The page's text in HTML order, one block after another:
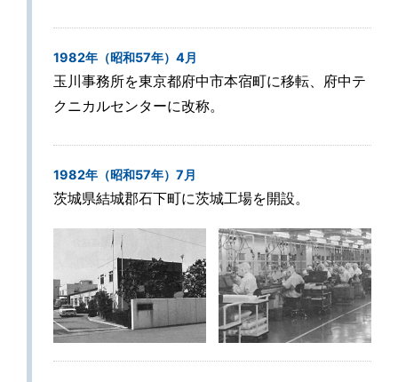
1982年（昭和57年）4月
玉川事務所を東京都府中市本宿町に移転、府中テ
クニカルセンターに改称。
1982年（昭和57年）7月
茨城県結城郡石下町に茨城工場を開設。